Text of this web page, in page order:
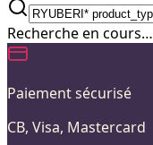
Recherche en cours…
Paiement sécurisé
CB, Visa, Mastercard